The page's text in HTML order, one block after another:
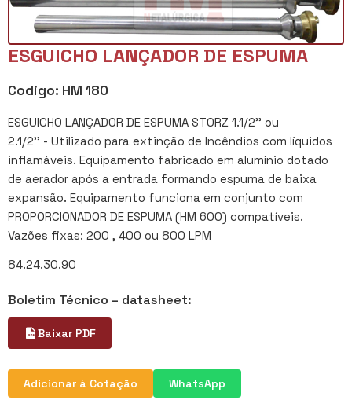
ESGUICHO LANÇADOR DE ESPUMA
Codigo: HM 180
ESGUICHO LANÇADOR DE ESPUMA STORZ 1.1/2'' ou
2.1/2'' - Utilizado para extinção de Incêndios com líquidos
inflamáveis. Equipamento fabricado em alumínio dotado
de aerador após a entrada formando espuma de baixa
expansão. Equipamento funciona em conjunto com
PROPORCIONADOR DE ESPUMA (HM 600) compatíveis.
Vazões fixas: 200 , 400 ou 800 LPM
84.24.30.90
Boletim Técnico – datasheet:
Baixar PDF
Adicionar à Cotação WhatsApp